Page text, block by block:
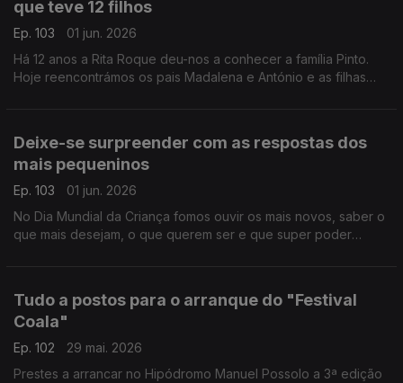
que teve 12 filhos
Ep. 103
01 jun. 2026
Há 12 anos a Rita Roque deu-nos a conhecer a família Pinto.
Hoje reencontrámos os pais Madalena e António e as filhas
Deixe-se surpreender com as respostas dos
mais pequeninos
Ep. 103
01 jun. 2026
No Dia Mundial da Criança fomos ouvir os mais novos, saber o
que mais desejam, o que querem ser e que super poder
Tudo a postos para o arranque do "Festival
Coala"
Ep. 102
29 mai. 2026
Prestes a arrancar no Hipódromo Manuel Possolo a 3ª edição